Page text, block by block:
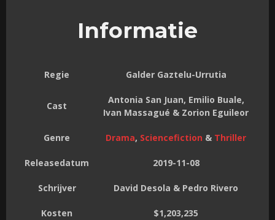
Informatie
Regie Galder Gaztelu-Urrutia
Cast
Antonia San Juan, Emilio Buale,
Ivan Massagué & Zorion Eguileor
Genre Drama, Sciencefiction & Thriller
Releasedatum 2019-11-08
Schrijver David Desola & Pedro Rivero
Kosten $1,203,235